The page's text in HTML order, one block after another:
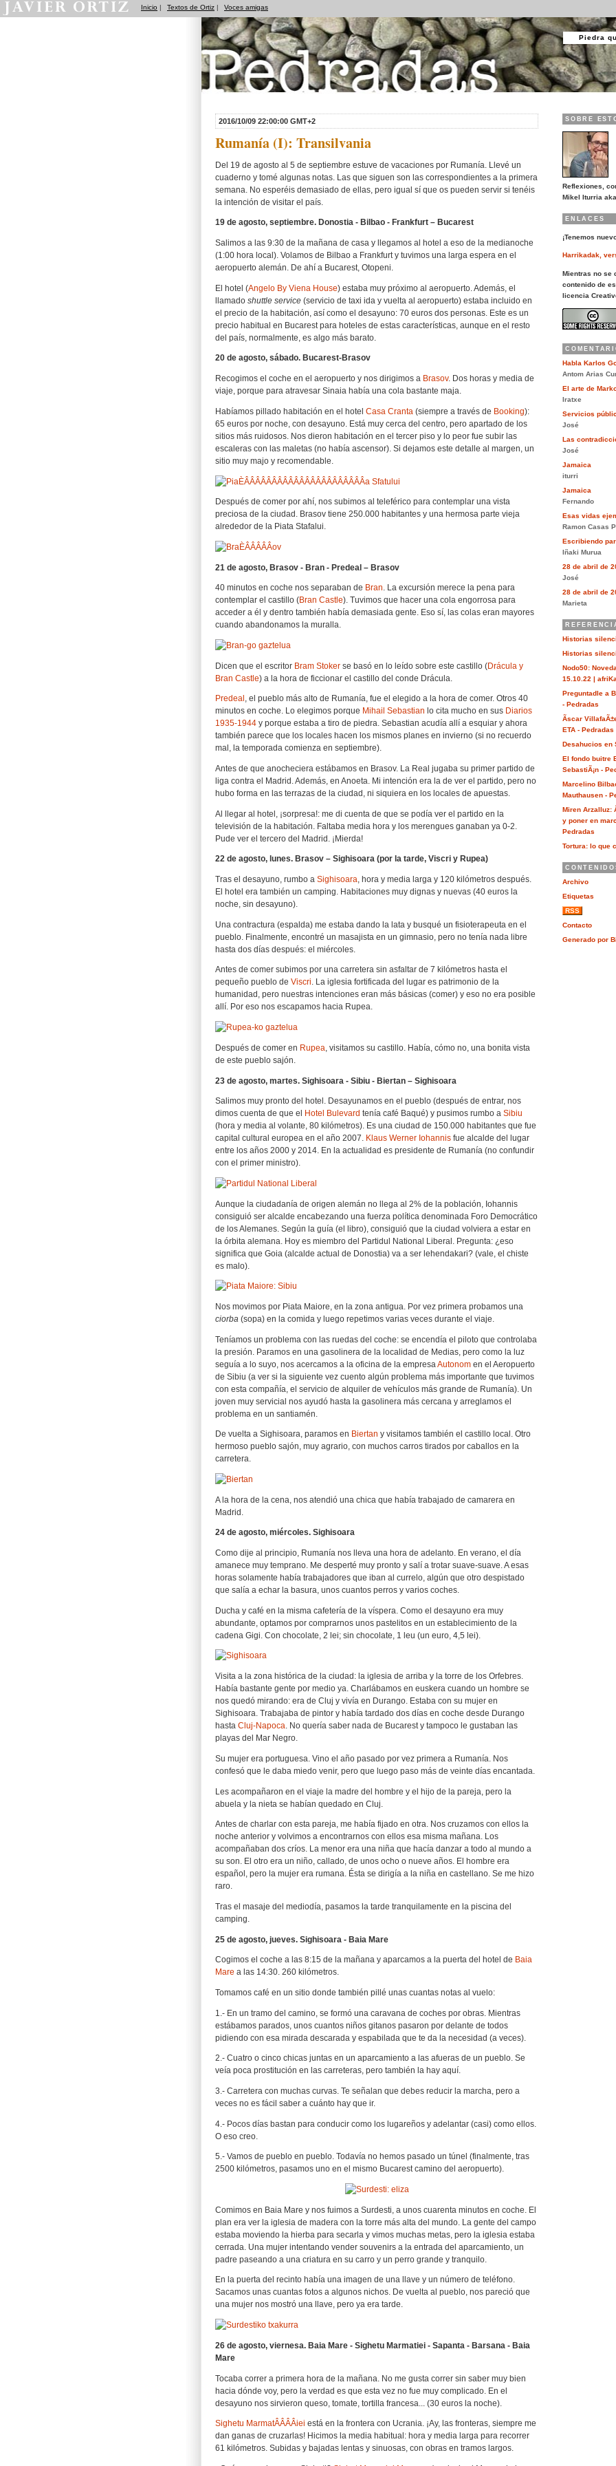
Inicio | Textos de Ortiz | Voces amigas
Piedra
2016/10/09 22:00:00 GMT+2
Rumanía (I): Transilvania
Del 19 de agosto al 5 de septiembre estuve de vacaciones por Rumanía. Llevé un
cuaderno y tomé algunas notas. Las que siguen son las correspondientes a la primera
semana. No esperéis demasiado de ellas, pero igual sí que os pueden servir si tenéis
la intención de visitar el país.
19 de agosto, septiembre. Donostia - Bilbao - Frankfurt – Bucarest
Salimos a las 9:30 de la mañana de casa y llegamos al hotel a eso de la medianoche
(1:00 hora local). Volamos de Bilbao a Frankfurt y tuvimos una larga espera en el
aeropuerto alemán. De ahí a Bucarest, Otopeni.
El hotel (Angelo By Viena House) estaba muy próximo al aeropuerto. Además, el
llamado shuttle service (servicio de taxi ida y vuelta al aeropuerto) estaba incluido en
el precio de la habitación, así como el desayuno: 70 euros dos personas. Este es un
precio habitual en Bucarest para hoteles de estas características, aunque en el resto
del país, normalmente, es algo más barato.
20 de agosto, sábado. Bucarest-Brasov
Recogimos el coche en el aeropuerto y nos dirigimos a Brasov. Dos horas y media de
viaje, porque para atravesar Sinaia había una cola bastante maja.
Habíamos pillado habitación en el hotel Casa Cranta (siempre a través de Booking):
65 euros por noche, con desayuno. Está muy cerca del centro, pero apartado de los
sitios más ruidosos. Nos dieron habitación en el tercer piso y lo peor fue subir las
escaleras con las maletas (no había ascensor). Si dejamos este detalle al margen, un
sitio muy majo y recomendable.
Después de comer por ahí, nos subimos al teleférico para contemplar una vista
preciosa de la ciudad. Brasov tiene 250.000 habitantes y una hermosa parte vieja
alrededor de la Piata Stafalui.
21 de agosto, Brasov - Bran - Predeal – Brasov
40 minutos en coche nos separaban de Bran . La excursión merece la pena para
contemplar el castillo (Bran Castle). Tuvimos que hacer una cola engorrosa para
acceder a él y dentro también había demasiada gente. Eso sí, las colas eran mayores
cuando abandonamos la muralla.
Dicen que el escritor Bram Stoker se basó en lo leído sobre este castillo (Drácula y
Bran Castle) a la hora de ficcionar el castillo del conde Drácula.
Predeal
, el pueblo más alto de Rumanía, fue el elegido a la hora de comer. Otros 40
minutos en coche. Lo elegimos porque Mihail Sebastian lo cita mucho en sus Diarios
1935-1944 y porque estaba a tiro de piedra. Sebastian acudía allí a esquiar y ahora
también parece que los locales hacen los mismos planes en invierno (si no recuerdo
mal, la temporada comienza en septiembre).
Antes de que anocheciera estábamos en Brasov. La Real jugaba su primer partido de
liga contra el Madrid. Además, en Anoeta. Mi intención era la de ver el partido, pero no
hubo forma en las terrazas de la ciudad, ni siquiera en los locales de apuestas.
Al llegar al hotel, ¡sorpresa!: me di cuenta de que se podía ver el partido en la
televisión de la habitación. Faltaba media hora y los merengues ganaban ya 0-2.
Pude ver el tercero del Madrid. ¡Mierda!
22 de agosto, lunes. Brasov – Sighisoara (por la tarde, Viscri y Rupea)
Tras el desayuno, rumbo a Sighisoara , hora y media larga y 120 kilómetros después.
El hotel era también un camping. Habitaciones muy dignas y nuevas (40 euros la
noche, sin desayuno).
Una contractura (espalda) me estaba dando la lata y busqué un fisioterapeuta en el
pueblo. Finalmente, encontré un masajista en un gimnasio, pero no tenía nada libre
hasta dos días después: el miércoles.
Antes de comer subimos por una carretera sin asfaltar de 7 kilómetros hasta el
pequeño pueblo de Viscri . La iglesia fortificada del lugar es patrimonio de la
humanidad, pero nuestras intenciones eran más básicas (comer) y eso no era posible
allí. Por eso nos escapamos hacia Rupea.
Después de comer en Rupea , visitamos su castillo. Había, cómo no, una bonita vista
de este pueblo sajón.
23 de agosto, martes. Sighisoara - Sibiu - Biertan – Sighisoara
Salimos muy pronto del hotel. Desayunamos en el pueblo (después de entrar, nos
dimos cuenta de que el
Hotel Bulevard tenía café Baqué) y pusimos rumbo a Sibiu
(hora y media al volante, 80 kilómetros). Es una ciudad de 150.000 habitantes que fue
capital cultural europea en el año 2007.
Klaus Werner Iohannis fue alcalde del lugar
entre los años 2000 y 2014. En la actualidad es presidente de Rumanía (no confundir
con el primer ministro).
Aunque la ciudadanía de origen alemán no llega al 2% de la población, Iohannis
consiguió ser alcalde encabezando una fuerza política denominada Foro Democrático
de los Alemanes. Según la guía (el libro), consiguió que la ciudad volviera a estar en
la órbita alemana. Hoy es miembro del Partidul National Liberal. Pregunta: ¿eso
significa que Goia (alcalde actual de Donostia) va a ser lehendakari? (vale, el chiste
es malo).
Nos movimos por Piata Maiore, en la zona antigua. Por vez primera probamos una
ciorba (sopa) en la comida y luego repetimos varias veces durante el viaje.
Teníamos un problema con las ruedas del coche: se encendía el piloto que controlaba
la presión. Paramos en una gasolinera de la localidad de Medias, pero como la luz
seguía a lo suyo, nos acercamos a la oficina de la empresa Autonom en el Aeropuerto
de Sibiu (a ver si la siguiente vez cuento algún problema más importante que tuvimos
con esta compañía, el servicio de alquiler de vehículos más grande de Rumanía). Un
joven muy servicial nos ayudó hasta la gasolinera más cercana y arreglamos el
problema en un santiamén.
De vuelta a Sighisoara, paramos en Biertan y visitamos también el castillo local. Otro
hermoso pueblo sajón, muy agrario, con muchos carros tirados por caballos en la
carretera.
A la hora de la cena, nos atendió una chica que había trabajado de camarera en
Madrid.
24 de agosto, miércoles. Sighisoara
Como dije al principio, Rumanía nos lleva una hora de adelanto. En verano, el día
amanece muy temprano. Me desperté muy pronto y salí a trotar suave-suave. A esas
horas solamente había trabajadores que iban al currelo, algún que otro despistado
que salía a echar la basura, unos cuantos perros y varios coches.
Ducha y café en la misma cafetería de la víspera. Como el desayuno era muy
abundante, optamos por comprarnos unos pastelitos en un establecimiento de la
cadena Gigi. Con chocolate, 2 lei; sin chocolate, 1 leu (un euro, 4,5 lei).
Visita a la zona histórica de la ciudad: la iglesia de arriba y la torre de los Orfebres.
Había bastante gente por medio ya. Charlábamos en euskera cuando un hombre se
nos quedó mirando: era de Cluj y vivía en Durango. Estaba con su mujer en
Sighisoara. Trabajaba de pintor y había tardado dos días en coche desde Durango
hasta Cluj-Napoca . No quería saber nada de Bucarest y tampoco le gustaban las
playas del Mar Negro.
Su mujer era portuguesa. Vino el año pasado por vez primera a Rumanía. Nos
confesó que le daba miedo venir, pero que luego paso más de veinte días encantada.
Les acompañaron en el viaje la madre del hombre y el hijo de la pareja, pero la
abuela y la nieta se habían quedado en Cluj.
Antes de charlar con esta pareja, me había fijado en otra. Nos cruzamos con ellos la
noche anterior y volvimos a encontrarnos con ellos esa misma mañana. Los
acompañaban dos críos. La menor era una niña que hacía danzar a todo al mundo a
su son. El otro era un niño, callado, de unos ocho o nueve años. El hombre era
español, pero la mujer era rumana. Ésta se dirigía a la niña en castellano. Se me hizo
raro.
Tras el masaje del mediodía, pasamos la tarde tranquilamente en la piscina del
camping.
25 de agosto, jueves. Sighisoara - Baia Mare
Cogimos el coche a las 8:15 de la mañana y aparcamos a la puerta del hotel de Baia
Mare a las 14:30. 260 kilómetros.
Tomamos café en un sitio donde también pillé unas cuantas notas al vuelo:
1.- En un tramo del camino, se formó una caravana de coches por obras. Mientras
estábamos parados, unos cuantos niños gitanos pasaron por delante de todos
pidiendo con esa mirada descarada y espabilada que te da la necesidad (a veces).
2.- Cuatro o cinco chicas juntas en un aparcamiento a las afueras de un pueblo. Se
veía poca prostitución en las carreteras, pero también la hay aquí.
3.- Carretera con muchas curvas. Te señalan que debes reducir la marcha, pero a
veces no es fácil saber a cuánto hay que ir.
4.- Pocos días bastan para conducir como los lugareños y adelantar (casi) como ellos.
O eso creo.
5.- Vamos de pueblo en pueblo. Todavía no hemos pasado un túnel (finalmente, tras
2500 kilómetros, pasamos uno en el mismo Bucarest camino del aeropuerto).
Comimos en Baia Mare y nos fuimos a Surdesti, a unos cuarenta minutos en coche. El
plan era ver la iglesia de madera con la torre más alta del mundo. La gente del campo
estaba moviendo la hierba para secarla y vimos muchas metas, pero la iglesia estaba
cerrada. Una mujer intentando vender souvenirs a la entrada del aparcamiento, un
padre paseando a una criatura en su carro y un perro grande y tranquilo.
En la puerta del recinto había una imagen de una llave y un número de teléfono.
Sacamos unas cuantas fotos a algunos nichos. De vuelta al pueblo, nos pareció que
una mujer nos mostró una llave, pero ya era tarde.
26 de agosto, viernesa. Baia Mare - Sighetu Marmatiei - Sapanta - Barsana - Baia
Mare
Tocaba correr a primera hora de la mañana. No me gusta correr sin saber muy bien
hacia dónde voy, pero la verdad es que esta vez no fue muy complicado. En el
desayuno nos sirvieron queso, tomate, tortilla francesa... (30 euros la noche).
Sighetu MarmatÂÂÂÂiei está en la frontera con Ucrania. ¡Ay, las fronteras, siempre me
dan ganas de cruzarlas! Hicimos la media habitual: hora y media larga para recorrer
61 kilómetros. Subidas y bajadas lentas y sinuosas, con obras en tramos largos.
SOBRE
Reflexiones,
Mikel Iturria
ENLACES
¡Tenemos
Harrikadak,
Mientras no se
contenido de
licencia
Habla Karlos
Antom Arias
El arte de
Iratxe
Servicios
José
Las
José
Jamaica
iturri
Jamaica
Fernando
Esas vidas
Ramon Casas
Escribiendo
Iñaki Murua
28 de abril de
José
28 de abril de
Marieta
Historias
Historias
Nodo50:
15.10.22 |
Preguntadle a
- Pedradas
Ãscar
ETA - Pedradas
Desahucios en
El fondo buitre
SebastiÃ¡n -
Marcelino
Mauthausen -
Miren Arzalluz:
y poner en
Pedradas
Tortura: lo que
Archivo
Etiquetas
RSS
Contacto
Generado por